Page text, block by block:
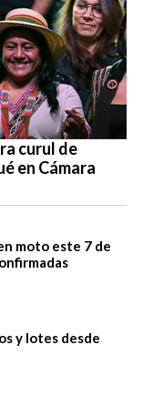
curul de
en Cámara
moto este 7 de
y lotes desde